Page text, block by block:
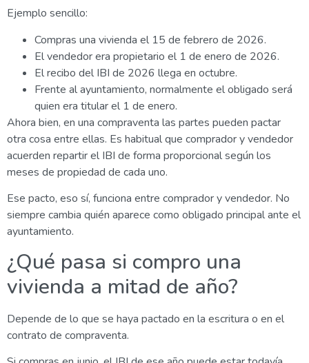
Ejemplo sencillo:
Compras una vivienda el 15 de febrero de 2026.
El vendedor era propietario el 1 de enero de 2026.
El recibo del IBI de 2026 llega en octubre.
Frente al ayuntamiento, normalmente el obligado será
quien era titular el 1 de enero.
Ahora bien, en una compraventa las partes pueden pactar
otra cosa entre ellas. Es habitual que comprador y vendedor
acuerden repartir el IBI de forma proporcional según los
meses de propiedad de cada uno.
Ese pacto, eso sí, funciona entre comprador y vendedor. No
siempre cambia quién aparece como obligado principal ante el
ayuntamiento.
¿Qué pasa si compro una
vivienda a mitad de año?
Depende de lo que se haya pactado en la escritura o en el
contrato de compraventa.